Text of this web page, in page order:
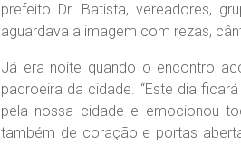
prefeito Dr. Batista, vereadores,
aguardava a imagem com rezas,
Já era noite quando o encontro
padroeira da cidade. “Este dia
pela nossa cidade e emocionou
também de coração e portas